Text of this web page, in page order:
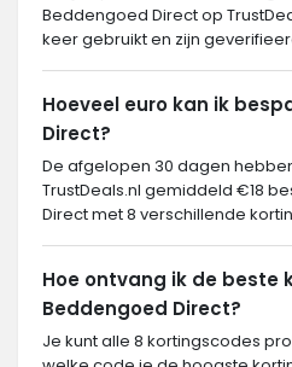
Beddengoed Direct op
keer gebruikt en zijn
Hoeveel euro kan ik
Direct?
De afgelopen 30 dagen
TrustDeals.nl gemiddeld €18
Direct met 8 verschillende
Hoe ontvang ik de beste
Beddengoed Direct?
Je kunt alle 8 kortingscodes